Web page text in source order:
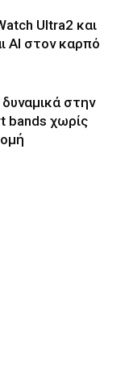
Ultra2 και
AI στον καρπό
στην
bands χωρίς